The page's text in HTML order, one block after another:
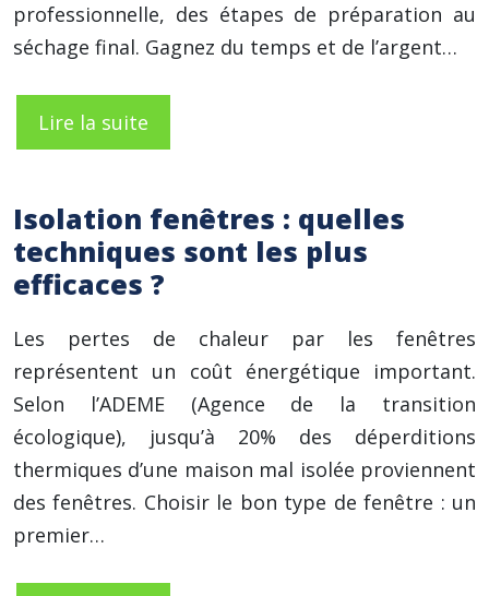
professionnelle, des étapes de préparation au
séchage final. Gagnez du temps et de l’argent…
Lire la suite
Isolation fenêtres : quelles
techniques sont les plus
efficaces ?
Les pertes de chaleur par les fenêtres
représentent un coût énergétique important.
Selon l’ADEME (Agence de la transition
écologique), jusqu’à 20% des déperditions
thermiques d’une maison mal isolée proviennent
des fenêtres. Choisir le bon type de fenêtre : un
premier…